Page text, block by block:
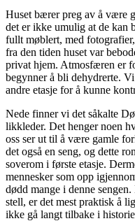
Huset bærer preg av å være
det er ikke umulig at de kan
fullt møblert, med
fra den tiden huset var
privat hjem. Atmosfæren er
begynner å bli dehydrerte.
andre etasje for å kunne
Nede finner vi det såkalte
likkleder. Det henger noen
oss ser ut til å være gamle
det også en seng, og dette
soverom i første etasje.
mennesker som opp
dødd mange i denne
stell, er det mest praktisk å
ikke gå langt tilbake i